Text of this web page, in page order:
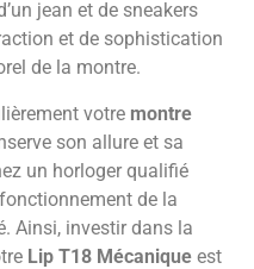
jean et de sneakers
et de sophistication
de la montre.
votre montre
son allure et sa
un horloger qualifié
de la
Ainsi, investir dans la
Lip T18 Mécanique est